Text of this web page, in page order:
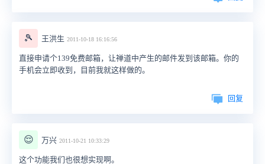
🎾 王洪生 2011-10-18 16:16:56
直接申请个139免费邮箱，让禅道中产生的邮件发到该邮箱。你的
手机会立即收到，目前我就这样做的。
回复
😌 万兴 2011-10-21 10:33:29
这个功能我们也很想实现啊。